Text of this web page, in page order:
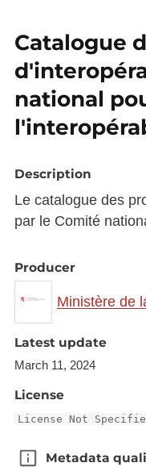
Catalogue
national
Description
Le catalogue des
par le Comité
Producer
Ministère de
Latest update
March 11, 2024
License
License Not
Metadata quality
Metadata